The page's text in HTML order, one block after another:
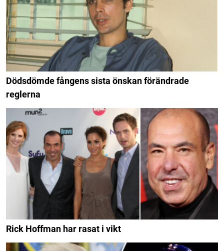
Dödsdömde fångens sista önskan förändrade
reglerna
Rick Hoffman har rasat i vikt